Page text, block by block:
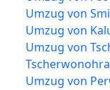
Umzug von
Umzug von
Umzug von
Umzug von